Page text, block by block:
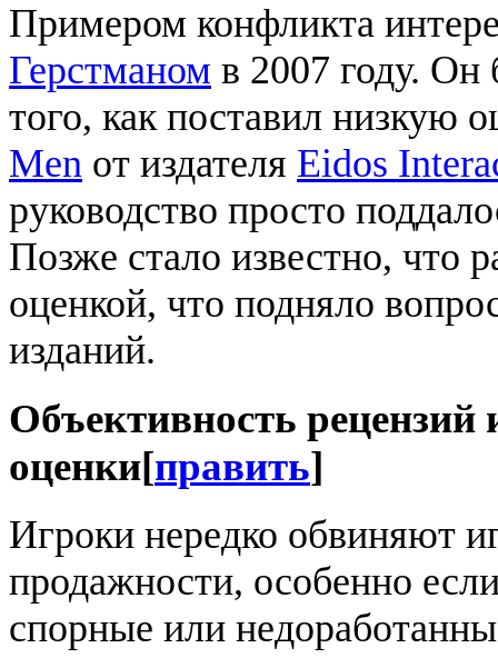
Примером конфликта
Герстманом в 2007 году.
того, как поставил низкую
Men от издателя Eidos
руководство просто
Позже стало известно, что
оценкой, что подняло
изданий.
Объективность
оценки[править]
Игроки нередко обвиняют
продажности, особенно
спорные или